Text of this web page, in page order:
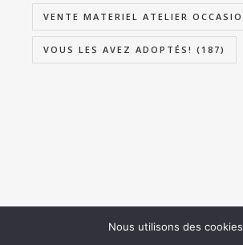
VENTE MATERIEL ATELIER
VOUS LES AVEZ ADOPTÉS! (187)
Nous utilisons des